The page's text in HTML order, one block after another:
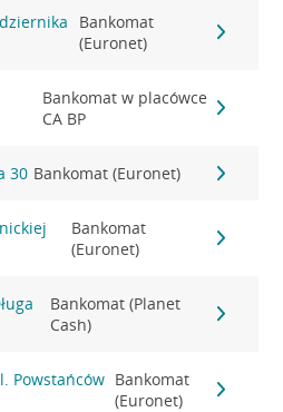
Bankomat
(Euronet)
Bankomat w placówce
CA BP
30 Bankomat (Euronet)
Bankomat
(Euronet)
Bankomat (Planet
Cash)
Powstańców Bankomat
(Euronet)